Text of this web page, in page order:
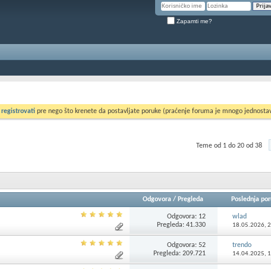
Zapamti me?
registrovati pre nego što krenete da postavljate poruke (praćenje foruma je mnogo
Teme od 1 do 20 od 38
Odgovora / Pregleda Poslednja
Odgovora: 12
Pregleda: 41.330
wlad
18.05.2026,
Odgovora:52
Pregleda: 209.721
trendo
14.04.2025,